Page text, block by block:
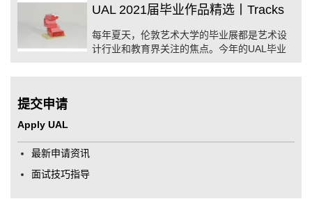
选，让大家欣赏到伦艺学子精妙的创意和高超
UAL 2021届毕业作品精选丨Tracks
每年夏天，伦敦艺术大学的毕业展都是艺术设
计行业和教育界关注的焦点。今年的UAL毕业
提交申请
Apply UAL
最新申请资讯
面试技巧指导